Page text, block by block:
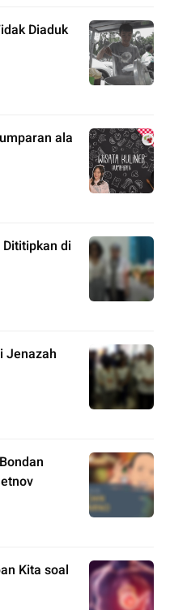
Diaduk
ala
di
Jenazah
Kita soal